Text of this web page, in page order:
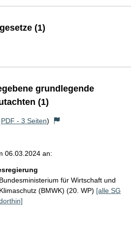
(1)
grundlegende
(1)
PDF - 3 Seiten)
06.03.2024 an:
Bundesministerium für Wirtschaft und
Klimaschutz (BMWK) (20. WP) [alle SG